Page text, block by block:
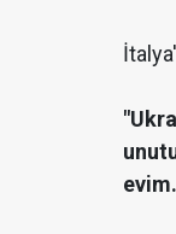
evim.